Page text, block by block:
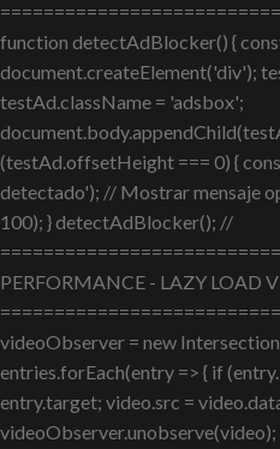
function detectAdBlocker() {
document.createElement('div');
testAd.className = 'adsbox';
(testAd.offsetHeight === 0) {
detectado'); // Mostrar mensaje
100); } detectAdBlocker(); //
PERFORMANCE - LAZY LOAD
videoObserver = new
entries.forEach(entry => { if
entry.target; video.src =
videoObserver.unobserve(video);